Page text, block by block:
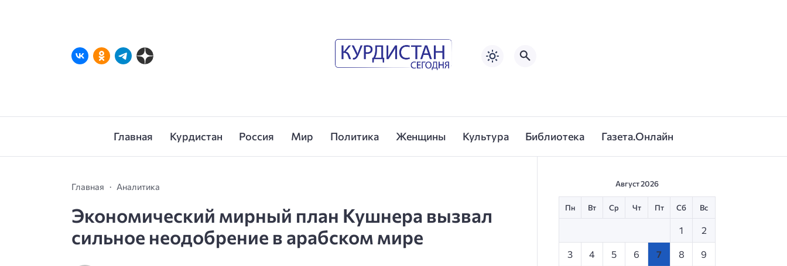
Главная Курдистан Россия Мир Политика Женщины Культура Библиотека Газета.Онлайн
Главная Аналитика
Экономический мирный план Кушнера вызвал
сильное неодобрение в арабском мире
Август 2026
Пн Вт Ср Чт Пт Сб Вс
1 2
3 4 5 6 7 8 9